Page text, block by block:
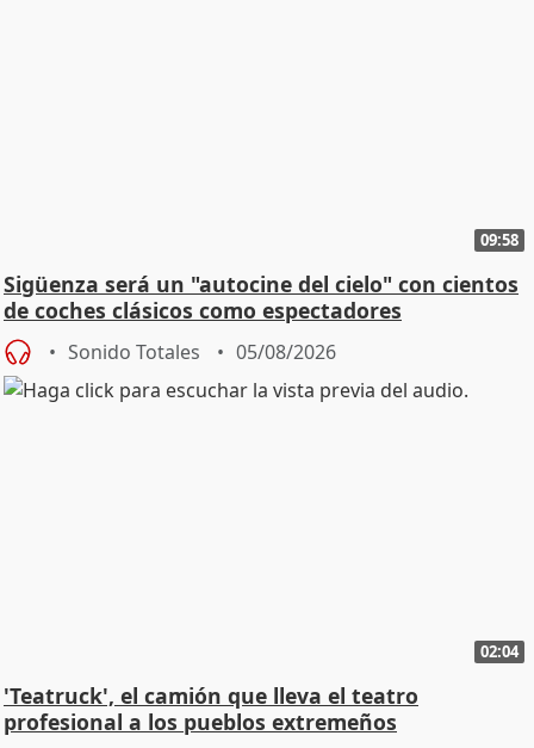
09:58
Sigüenza será un "autocine del cielo" con cientos
de coches clásicos como espectadores
Sonido Totales 05/08/2026
02:04
'Teatruck', el camión que lleva el teatro
profesional a los pueblos extremeños